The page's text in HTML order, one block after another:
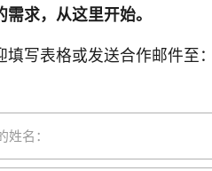
需求，从这里开始。
填写表格或发送合作邮件至：
姓名：